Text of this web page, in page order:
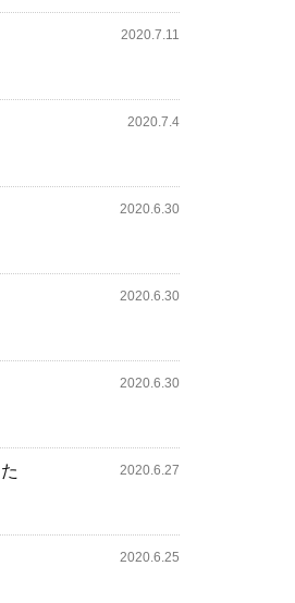
2020.7.11
2020.7.4
2020.6.30
2020.6.30
2020.6.30
2020.6.27
2020.6.25